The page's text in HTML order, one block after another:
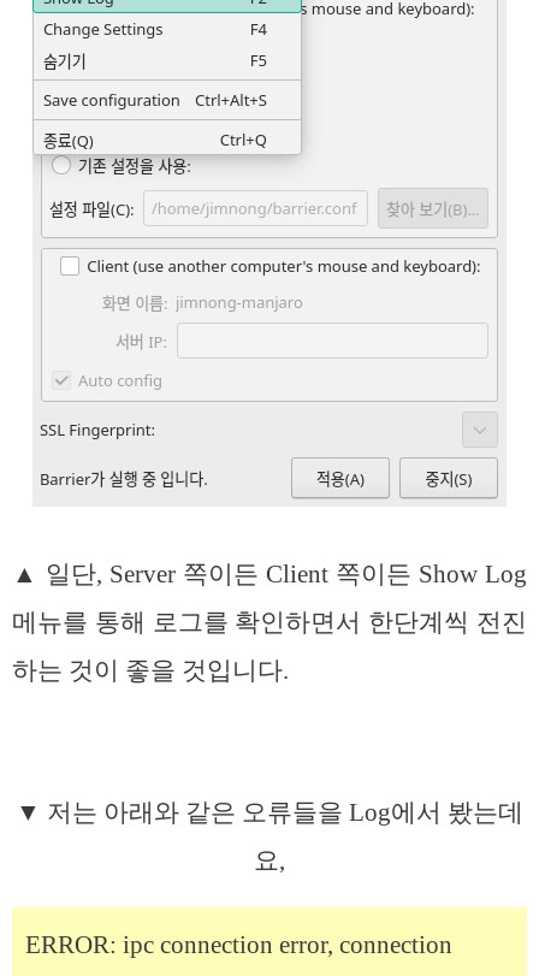
▲ 일단, Server 쪽이든 Client 쪽이든 Show Log
메뉴를 통해 로그를 확인하면서 한단계씩 전진
하는 것이 좋을 것입니다.
▼ 저는 아래와 같은 오류들을 Log에서 봤는데
요,
ERROR: ipc connection error, connection